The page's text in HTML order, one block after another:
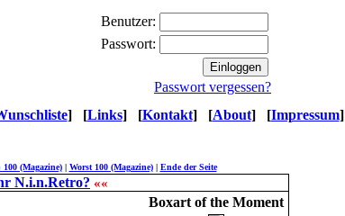
Benutzer:
Passwort:
Passwort vergessen?
] [Links] [Kontakt] [About] [Impressum]
100 (Magazine)| Worst 100 (Magazine)| Ende der Seite
N.i.n.Retro? ««
Boxart of the Moment